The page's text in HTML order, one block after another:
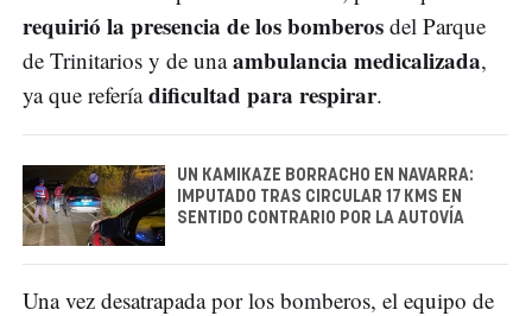
requirió la presencia de los bomberos del Parque
de Trinitarios y de unaambulancia medicalizada,
ya que referíadificultad para respirar.
UN KAMIKAZE BORRACHO EN NAVARRA:
IMPUTADO TRAS CIRCULAR 17 KMS EN
SENTIDO CONTRARIO POR LA AUTOVÍA
Una vez desatrapada por los bomberos, el equipo de